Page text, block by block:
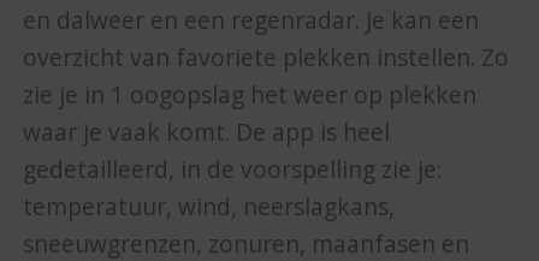
en dalweer en een regenradar. Je kan een
overzicht van favoriete plekken instellen. Zo
zie je in 1 oogopslag het weer op plekken
waar je vaak komt. De app is heel
gedetailleerd, in de voorspelling zie je:
temperatuur, wind, neerslagkans,
sneeuwgrenzen, zonuren, maanfasen en